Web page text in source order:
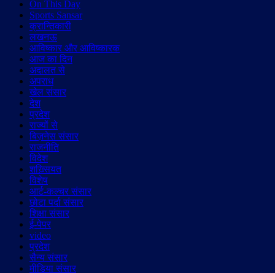
On This Day
Sports Sansar
क्रान्तिकारी
लखनऊ
आविष्कार और आविष्कारक
आज का दिन
अदालत से
अपराध
खेल संसार
देश
प्रदेश
राज्यों से
बिज़नेस संसार
राजनीति
विदेश
शख़्सियत
विशेष
आर्ट-कल्चर संसार
छोटा पर्दा संसार
शिक्षा संसार
ई-पेपर
video
प्रदेश
सैन्य संसार
मीडिया संसार